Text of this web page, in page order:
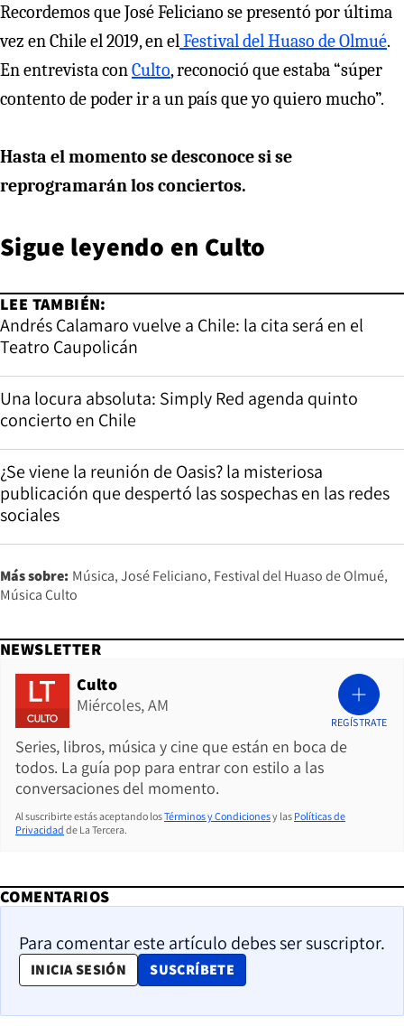
Recordemos que José Feliciano se presentó por última
vez en Chile el 2019, en el Festival del Huaso de Olmué.
En entrevista con Culto, reconoció que estaba “súper
contento de poder ir a un país que yo quiero mucho”.
Hasta el momento se desconoce si se
reprogramarán los conciertos.
Sigue leyendo en Culto
LEE TAMBIÉN:
Andrés Calamaro vuelve a Chile: la cita será en el
Teatro Caupolicán
Una locura absoluta: Simply Red agenda quinto
concierto en Chile
¿Se viene la reunión de Oasis? la misteriosa
publicación que despertó las sospechas en las redes
sociales
Más sobre: Música José Feliciano Festival del Huaso de Olmué
Música Culto
NEWSLETTER
Culto
Miércoles, AM
Series, libros, música y cine que están en boca de
todos. La guía pop para entrar con estilo a las
conversaciones del momento.
REGÍSTRATE
Al suscribirte estás aceptando losTérminos y Condicionesy las Políticas de
Privacidad de La Tercera.
COMENTARIOS
Para comentar este artículo debes ser suscriptor.
INICIA SESIÓN SUSCRÍBETE
OPENS IN NEW WINDOW